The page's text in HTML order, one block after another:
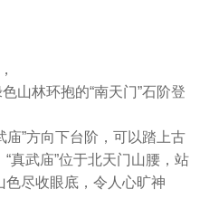
山林环抱的“南天门”石阶登
庙”方向下台阶，可以踏上古
真武庙”位于北天门山腰，站
尽收眼底，令人心旷神